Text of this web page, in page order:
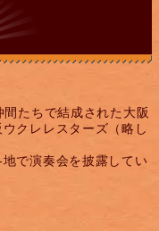
たちで結成された大阪
クレレスターズ（略し
で演奏会を披露してい